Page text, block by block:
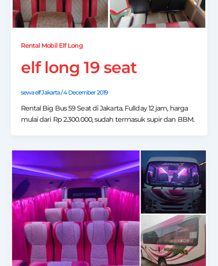
Rental Mobil Elf Long
elf long 19 seat
sewa elf Jakarta/4 December 2019
Rental Big Bus 59 Seat di Jakarta. Fullday 12 jam, harga
mulai dari Rp 2.300.000, sudah termasuk supir dan BBM.